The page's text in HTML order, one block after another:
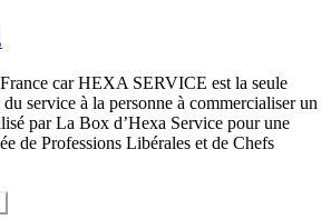
car HEXA SERVICE est la seule
service à la personne à commercialiser un
par La Box d’Hexa Service pour une
de Professions Libérales et de Chefs